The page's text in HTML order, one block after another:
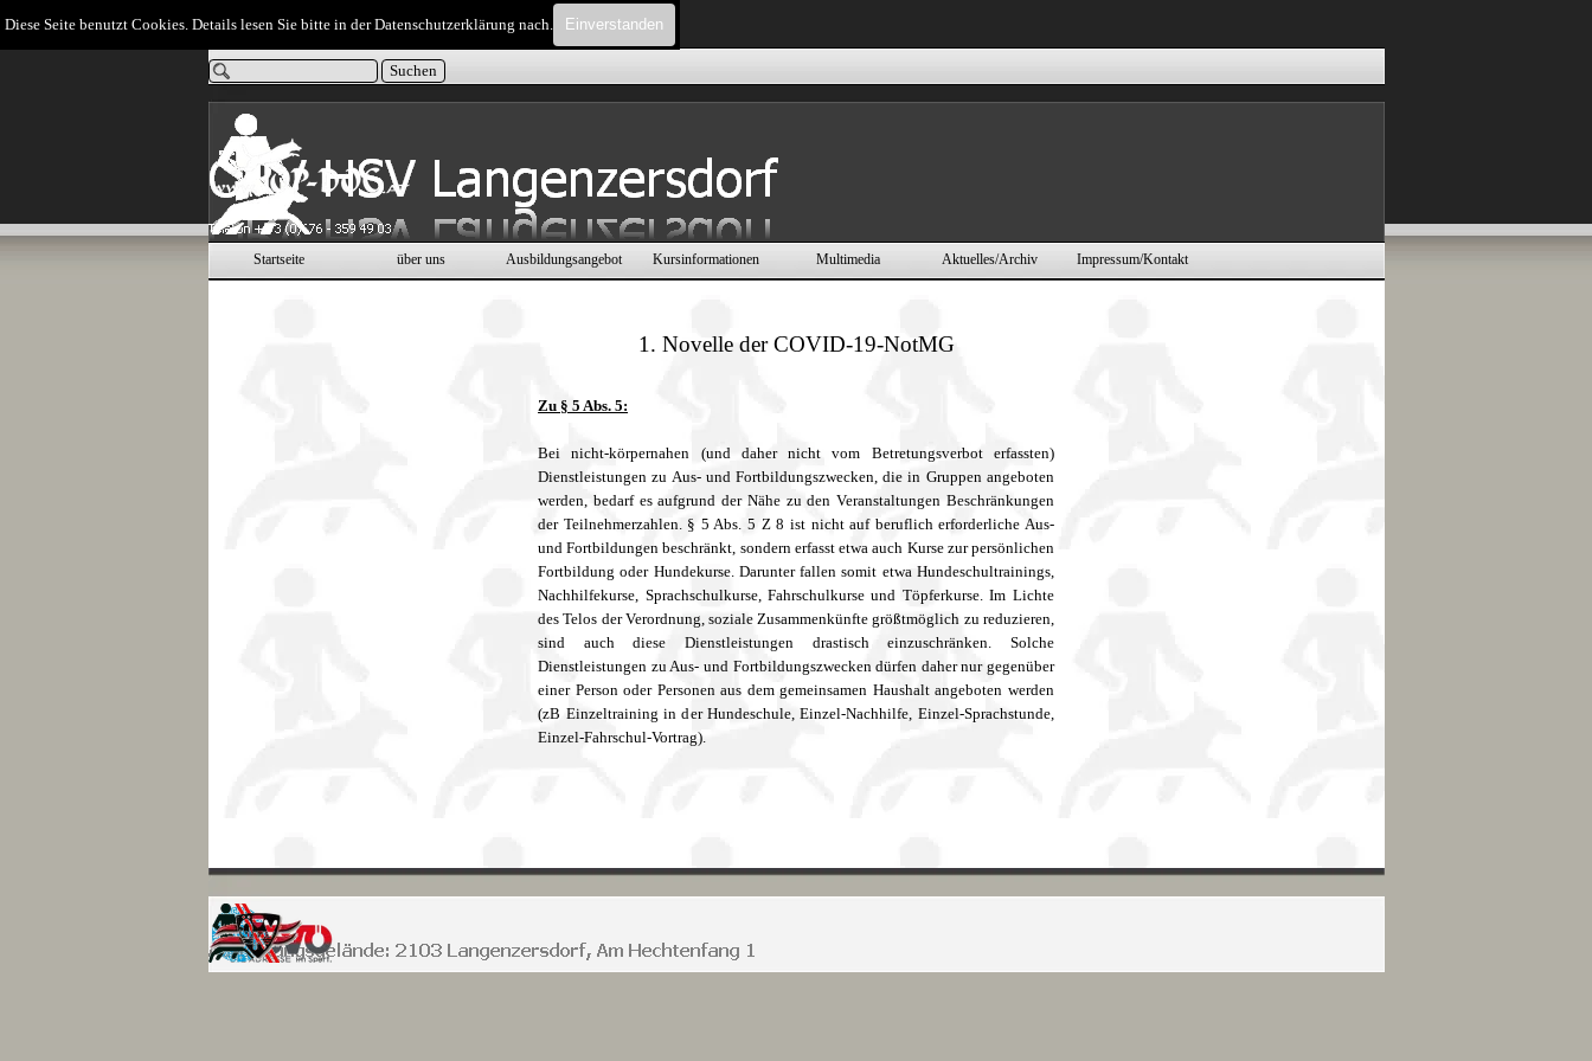
Diese Seite benutzt Cookies. Details lesen Sie bitte in der Datenschutzerklärung nach. Einverstanden
Suchen
Menü überspringen
Startseite über uns ▼
Ausbildungsangebot ▼
Kursinformationen ▼
Multimedia ▼
Aktuelles/Archiv ▼
Impressum/Kontakt
1. Novelle der COVID-19-NotMG
Zu § 5 Abs. 5:
Bei nicht-körpernahen (und daher nicht vom Betretungsverbot erfassten)
Dienstleistungen zu Aus- und Fortbildungszwecken, die in Gruppen angeboten
werden, bedarf es aufgrund der Nähe zu den Veranstaltungen Beschränkungen
der Teilnehmerzahlen. § 5 Abs. 5 Z 8 ist nicht auf beruflich erforderliche Aus-
und Fortbildungen beschränkt, sondern erfasst etwa auch Kurse zur persönlichen
Fortbildung oder Hundekurse. Darunter fallen somit etwa Hundeschultrainings,
Nachhilfekurse, Sprachschulkurse, Fahrschulkurse und Töpferkurse. Im Lichte
des Telos der Verordnung, soziale Zusammenkünfte größtmöglich zu reduzieren,
sind auch diese Dienstleistungen drastisch einzuschränken. Solche
Dienstleistungen zu Aus- und Fortbildungszwecken dürfen daher nur gegenüber
einer Person oder Personen aus dem gemeinsamen Haushalt angeboten werden
(zB Einzeltraining in der Hundeschule, Einzel-Nachhilfe, Einzel-Sprachstunde,
Einzel-Fahrschul-Vortrag).